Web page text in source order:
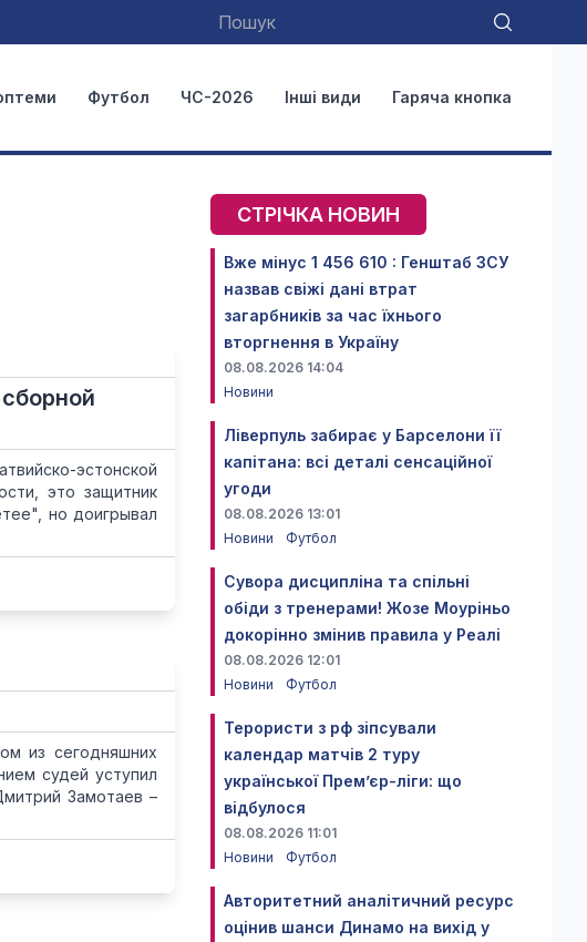
Футбол ЧС-2026 Інші види Гаряча кнопка
эстонской
это защитник
но доигрывал
из сегодняшних
судей уступил
Замотаев –
СТРІЧКА НОВИН
Вже мінус 1 456 610 : Генштаб ЗСУ
назвав свіжі дані втрат
загарбників за час їхнього
вторгнення в Україну
08.08.2026 14:04
Новини
Ліверпуль забирає у Барселони її
капітана: всі деталі сенсаційної
угоди
08.08.2026 13:01
Новини
Футбол
Сувора дисципліна та спільні
обіди з тренерами! Жозе Моуріньо
докорінно змінив правила у Реалі
08.08.2026 12:01
Новини
Футбол
Терористи з рф зіпсували
календар матчів 2 туру
української Прем’єр-ліги: що
відбулося
08.08.2026 11:01
Новини
Футбол
Авторитетний аналітичний ресурс
оцінив шанси Динамо на вихід у